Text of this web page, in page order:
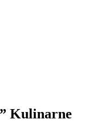
Kulinarne